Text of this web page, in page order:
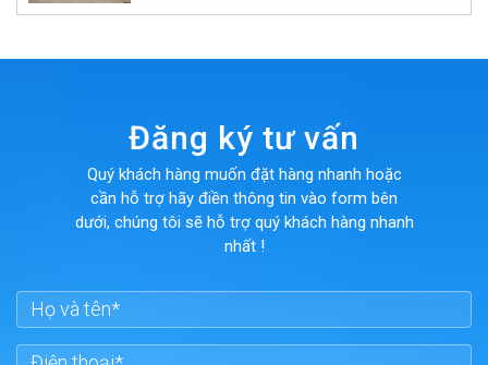
Đăng ký tư vấn
Quý khách hàng muốn đặt hàng nhanh hoặc
cần hỗ trợ hãy điền thông tin vào form bên
dưới, chúng tôi sẽ hỗ trợ quý khách hàng nhanh
nhất !